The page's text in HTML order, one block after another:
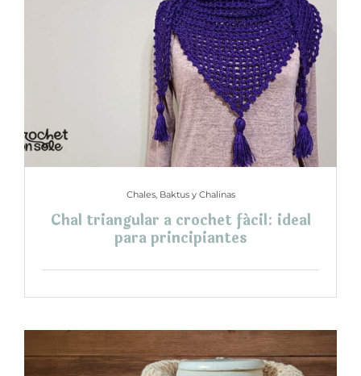
Chales, Baktus y Chalinas
Chal triangular a crochet fácil: ideal
para principiantes